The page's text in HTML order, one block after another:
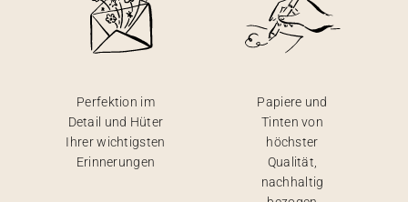
Perfektion im
Detail und Hüter
Ihrer wichtigsten
Erinnerungen
Papiere und
Tinten von
höchster
Qualität,
nachhaltig